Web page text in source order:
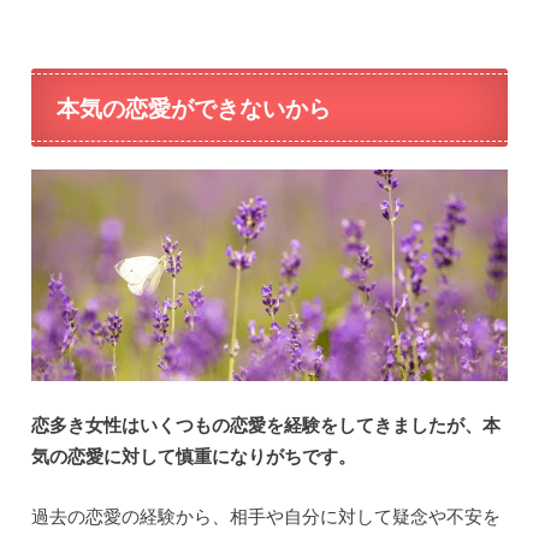
本気の恋愛ができないから
恋多き女性はいくつもの恋愛を経験をしてきましたが、本
気の恋愛に対して慎重になりがちです。
過去の恋愛の経験から、相手や自分に対して疑念や不安を